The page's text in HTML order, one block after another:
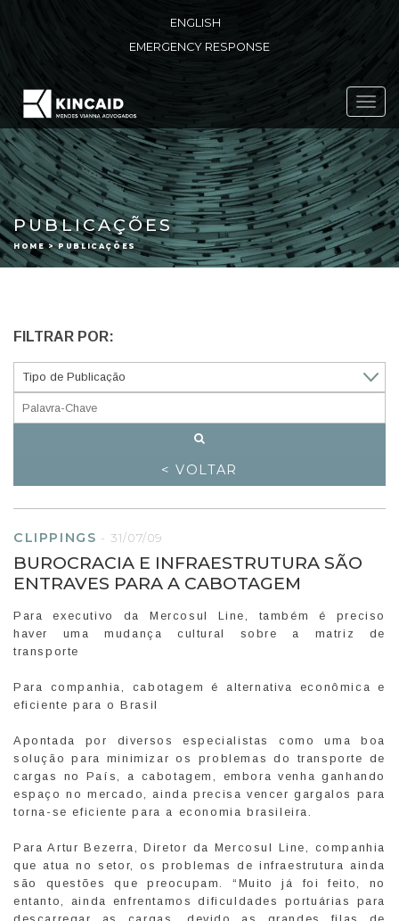
ENGLISH
EMERGENCY RESPONSE
PUBLICAÇÕES
HOME > PUBLICAÇÕES
FILTRAR POR:
< VOLTAR
CLIPPINGS -31/07/09
BUROCRACIA E INFRAESTRUTURA SÃO
ENTRAVES PARA A CABOTAGEM
Para executivo da Mercosul Line, também é preciso
haver uma mudança cultural sobre a matriz de
transporte
Para companhia, cabotagem é alternativa econômica e
eficiente para o Brasil
Apontada por diversos especialistas como uma boa
solução para minimizar os problemas do transporte de
cargas no País, a cabotagem, embora venha ganhando
espaço no mercado, ainda precisa vencer gargalos para
torna-se eficiente para a economia brasileira.
Para Artur Bezerra, Diretor da Mercosul Line, companhia
que atua no setor, os problemas de infraestrutura ainda
são questões que preocupam. “Muito já foi feito, no
entanto, ainda enfrentamos dificuldades portuárias para